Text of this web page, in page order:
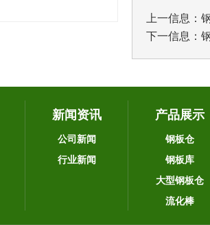
上一信息：
下一信息：
新闻资讯
公司新闻
行业新闻
产品展示
钢板仓
钢板库
大型钢板仓
流化棒